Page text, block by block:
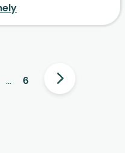
egységeik,
a
formában
településeken?
… 6